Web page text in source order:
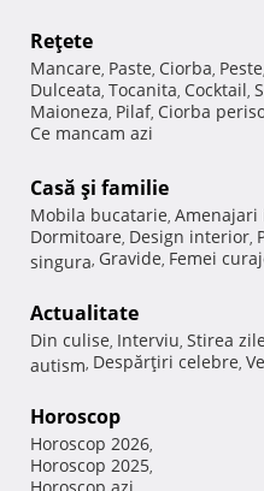
Reţete
Mancare, Paste, Ciorba, Peste,
Dulceata, Tocanita, Cocktail,
Maioneza, Pilaf, Ciorba
Ce mancam azi
Casă şi familie
Mobila bucatarie, Amenajari
Dormitoare, Design interior,
singura, Gravide, Femei
Actualitate
Din culise, Interviu, Stirea
autism, Despărţiri celebre,
Horoscop
Horoscop 2026,
Horoscop 2025,